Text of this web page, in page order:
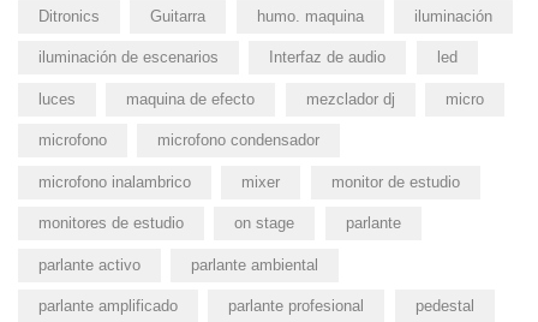
Ditronics Guitarra humo. maquina iluminación
iluminación de escenarios Interfaz de audio led
luces maquina de efecto mezclador dj micro
microfono microfono condensador
microfono inalambrico mixer monitor de estudio
monitores de estudio on stage parlante
parlante activo parlante ambiental
parlante amplificado parlante profesional pedestal